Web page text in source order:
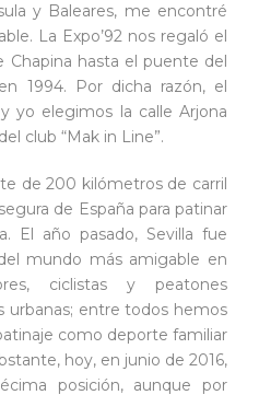
y Baleares, me encontré
La Expo’92 nos regaló el
Chapina hasta el puente del
1994. Por dicha razón, el
yo elegimos la calle Arjona
club “Mak in Line”.
de 200 kilómetros de carril
de España para patinar
El año pasado, Sevilla fue
mundo más amigable en
ciclistas y peatones
urbanas; entre todos hemos
como deporte familiar
hoy, en junio de 2016,
posición, aunque por